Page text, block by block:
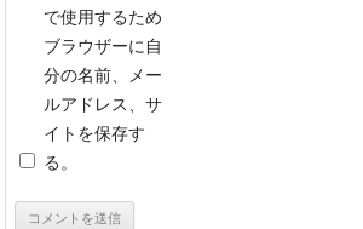
で使用するため
ブラウザーに自
分の名前、メー
ルアドレス、サ
イトを保存す
る。